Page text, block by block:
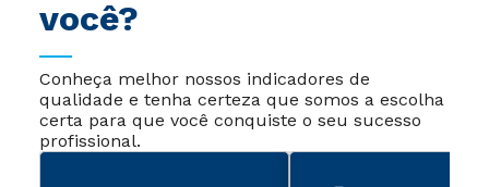
você?
Conheça melhor nossos indicadores de
qualidade e tenha certeza que somos a escolha
certa para que você conquiste o seu sucesso
profissional.